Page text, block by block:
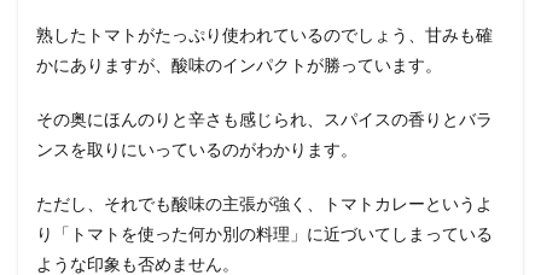
熟したトマトがたっぷり使われているのでしょう、甘みも確
かにありますが、酸味のインパクトが勝っています。
その奥にほんのりと辛さも感じられ、スパイスの香りとバラ
ンスを取りにいっているのがわかります。
ただし、それでも酸味の主張が強く、トマトカレーというよ
り「トマトを使った何か別の料理」に近づいてしまっている
ような印象も否めません。